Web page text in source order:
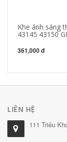
Khe ánh sáng
43145 43150
361,000 đ
LIÊN HỆ
111 Triều